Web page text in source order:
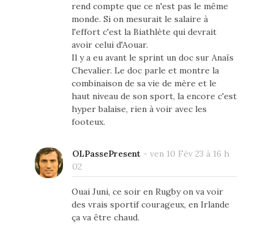
rend compte que ce n'est pas le même
monde. Si on mesurait le salaire à
l'effort c'est la Biathlète qui devrait
avoir celui d'Aouar.
Il y a eu avant le sprint un doc sur Anaïs
Chevalier. Le doc parle et montre la
combinaison de sa vie de mère et le
haut niveau de son sport, la encore c'est
hyper balaise, rien à voir avec les
footeux.
OLPassePresent- ven 10 Fév 23 à 16 h
02
Ouai Juni, ce soir en Rugby on va voir
des vrais sportif courageux, en Irlande
ça va être chaud.